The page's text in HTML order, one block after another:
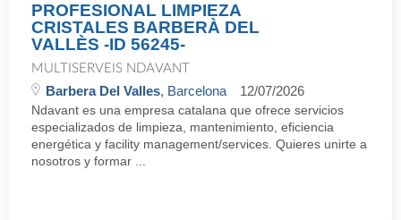
PROFESIONAL LIMPIEZA
CRISTALES BARBERÀ DEL
VALLÈS -ID 56245-
MULTISERVEIS NDAVANT
Barbera Del Valles, Barcelona 12/07/2026
Ndavant es una empresa catalana que ofrece servicios
especializados de limpieza, mantenimiento, eficiencia
energética y facility management/services. Quieres unirte a
nosotros y formar ...